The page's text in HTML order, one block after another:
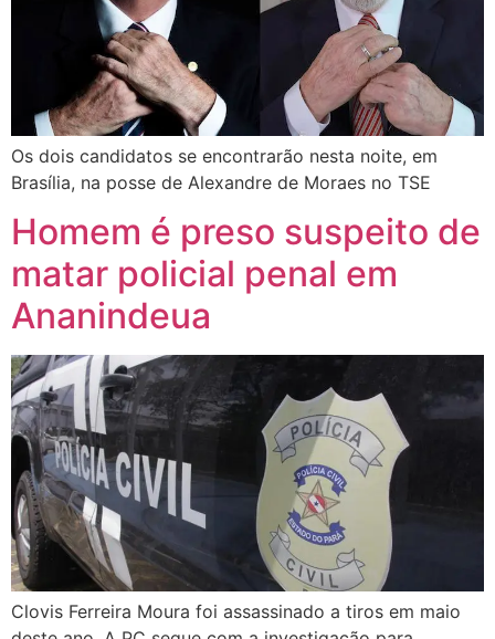
Os dois candidatos se encontrarão nesta noite, em
Brasília, na posse de Alexandre de Moraes no TSE
Homem é preso suspeito de
matar policial penal em
Ananindeua
Clovis Ferreira Moura foi assassinado a tiros em maio